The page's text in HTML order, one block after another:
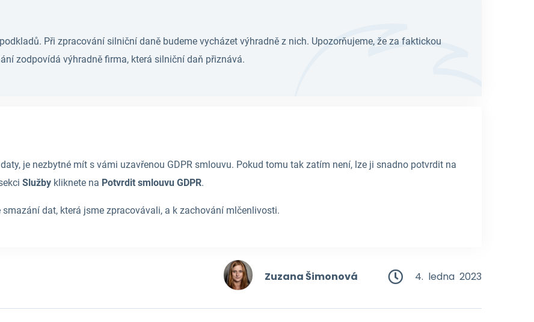
Při zpracování silniční daně budeme vycházet výhradně z nich. Upozorňujeme, že za faktickou
zodpovídá výhradně firma, která silniční daň přiznává.
je nezbytné mít s vámi uzavřenou GDPR smlouvu. Pokud tomu tak zatím není, lze ji snadno potvrdit na
Služby kliknete na Potvrdit smlouvu GDPR.
dat, která jsme zpracovávali, a k zachování mlčenlivosti.
4. ledna 2023
Zuzana Šimonová